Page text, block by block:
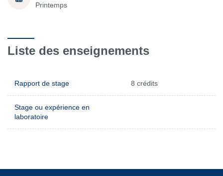
Printemps
Liste des enseignements
Rapport de stage 8 crédits
Stage ou expérience en
laboratoire